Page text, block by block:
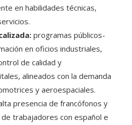
en habilidades técnicas,
programas públicos-
en oficios industriales,
de calidad y
alineados con la demanda
y aeroespaciales.
presencia de francófonos y
trabajadores con español e